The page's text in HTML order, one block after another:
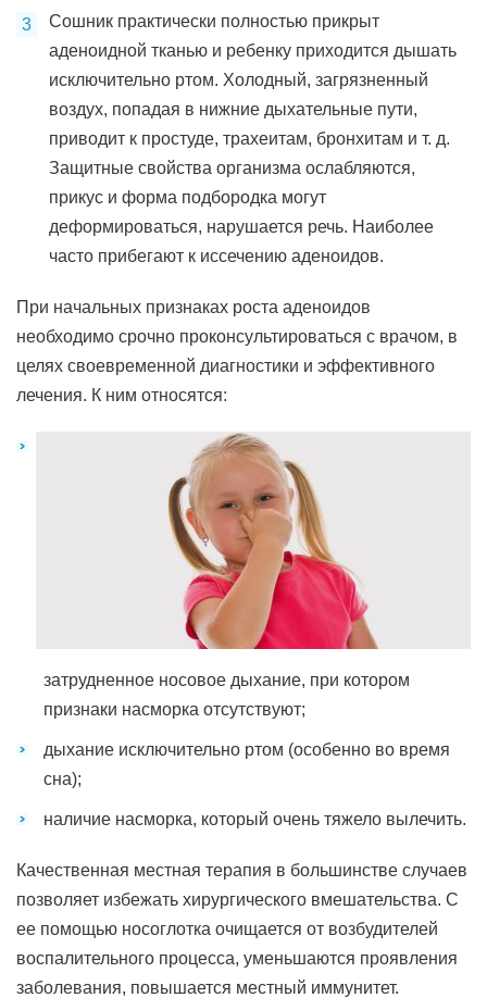
Сошник практически полностью прикрыт
аденоидной тканью и ребенку приходится дышать
исключительно ртом. Холодный, загрязненный
воздух, попадая в нижние дыхательные пути,
приводит к простуде, трахеитам, бронхитам и т. д.
Защитные свойства организма ослабляются,
прикус и форма подбородка могут
деформироваться, нарушается речь. Наиболее
часто прибегают к иссечению аденоидов.
При начальных признаках роста аденоидов
необходимо срочно проконсультироваться с врачом, в
целях своевременной диагностики и эффективного
лечения. К ним относятся:
затрудненное носовое дыхание, при котором
признаки насморка отсутствуют;
дыхание исключительно ртом (особенно во время
сна);
наличие насморка, который очень тяжело вылечить.
Качественная местная терапия в большинстве случаев
позволяет избежать хирургического вмешательства. С
ее помощью носоглотка очищается от возбудителей
воспалительного процесса, уменьшаются проявления
заболевания, повышается местный иммунитет.